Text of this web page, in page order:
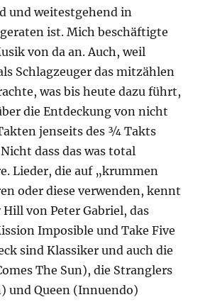
und weitestgehend in
ist. Mich beschäftigte
von da an. Auch, weil
Schlagzeuger das mitzählen
was bis heute dazu führt,
die Entdeckung von nicht
jenseits des ¾ Takts
dass das was total
Lieder, die auf „krummen
oder diese verwenden, kennt
von Peter Gabriel, das
Imposible und Take Five
sind Klassiker und auch die
The Sun), die Stranglers
und Queen (Innuendo)